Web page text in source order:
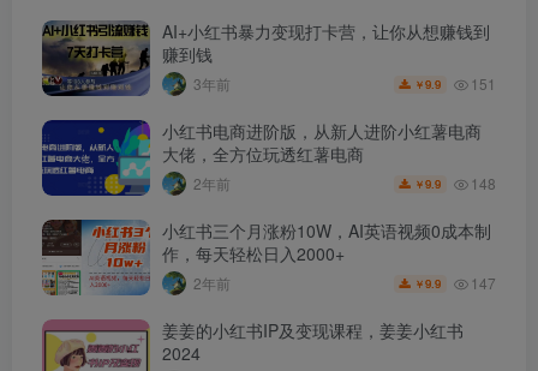
AI+小红书暴力变现打卡营，让你从想赚钱到
赚到钱
3年前 ￥9.9 151
小红书电商进阶版，从新人进阶小红薯电商
大佬，全方位玩透红薯电商
2年前 ￥9.9 148
小红书三个月涨粉10W，AI英语视频0成本制
作，每天轻松日入2000+
2年前 ￥9.9 147
姜姜的小红书IP及变现课程，姜姜小红书
2024